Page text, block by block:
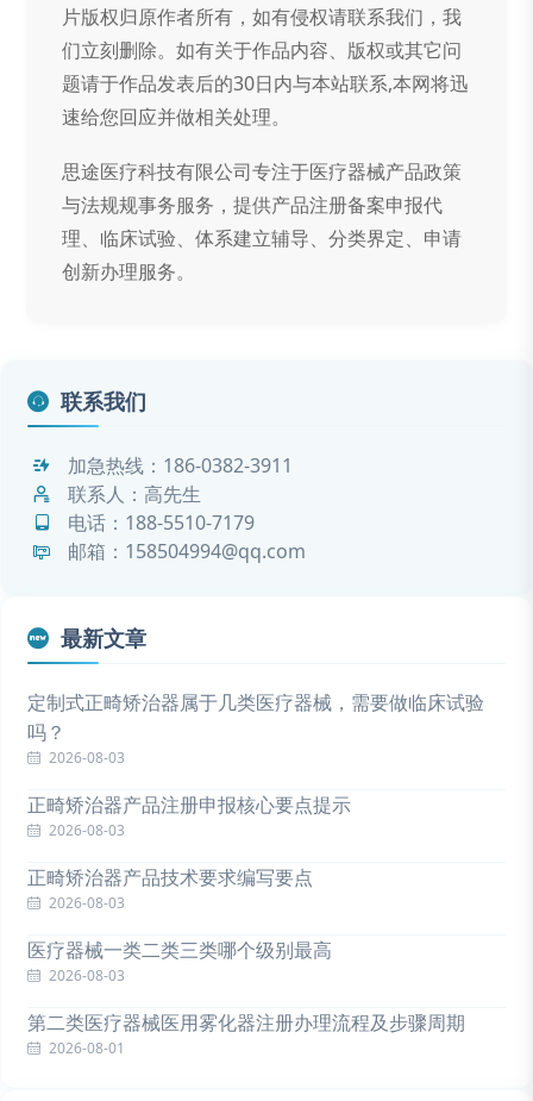
片版权归原作者所有，如有侵权请联系我们，我
们立刻删除。如有关于作品内容、版权或其它问
题请于作品发表后的30日内与本站联系,本网将迅
速给您回应并做相关处理。
思途医疗科技有限公司专注于医疗器械产品政策
与法规规事务服务，提供产品注册备案申报代
理、临床试验、体系建立辅导、分类界定、申请
创新办理服务。
联系我们
加急热线： 186-0382-3911
联系人：高先生
电话： 188-5510-7179
邮箱：158504994@qq.com
最新文章
定制式正畸矫治器属于几类医疗器械，需要做临床试验
吗？
2026-08-03
正畸矫治器产品注册申报核心要点提示
2026-08-03
正畸矫治器产品技术要求编写要点
2026-08-03
医疗器械一类二类三类哪个级别最高
2026-08-03
第二类医疗器械医用雾化器注册办理流程及步骤周期
2026-08-01